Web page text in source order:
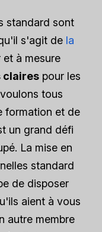
standard sont
s'agit de la
et à mesure
claires pour les
tous
formation et de
un grand défi
La mise en
standard
de disposer
aient à vous
autre membre